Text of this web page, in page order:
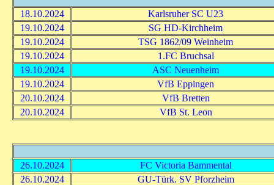
18.10.2024
Karlsruher SC U23
19.10.2024
SG HD-Kirchheim
19.10.2024
TSG 1862/09 Weinheim
19.10.2024
1.FC Bruchsal
19.10.2024
ASC Neuenheim
19.10.2024
VfB Eppingen
20.10.2024
VfB Bretten
20.10.2024
VfB St. Leon
26.10.2024
FC Victoria Bammental
26.10.2024
GU-Türk. SV Pforzheim